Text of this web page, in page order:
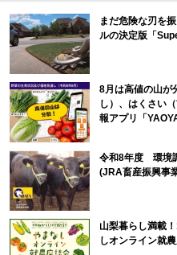
まだ危険な刃を
ルの決定版「
8月は高値の山が
し）、はくさい
報アプリ「
令和8年度 環境
(JRA畜産振興事
山梨暮らし満載
しオンライン就